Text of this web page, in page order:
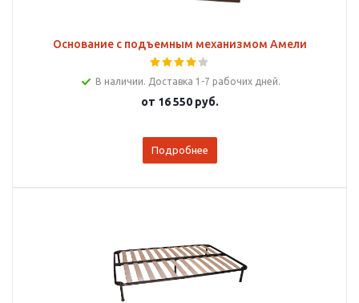
Основание с подъемным механизмом Амели
В наличии. Доставка 1-7 рабочих дней.
от 16 550 руб.
Подробнее